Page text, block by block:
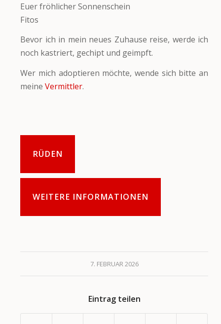
Euer fröhlicher Sonnenschein
Fitos
Bevor ich in mein neues Zuhause reise, werde ich
noch kastriert, gechipt und geimpft.
Wer mich adoptieren möchte, wende sich bitte an
meineVermittler.
RÜDEN
WEITERE INFORMATIONEN
7. FEBRUAR 2026
Eintrag teilen